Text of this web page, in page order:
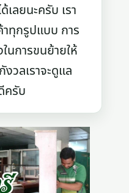
เลยนะครับ เรา
ทุกรูปแบบ การ
ในการขนย้ายให้
วลเราจะดูแล
ครับ